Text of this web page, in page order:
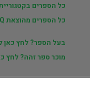
כל הספרים בקטגוריית
כל הספרים מהוצאת high Q (16 כותרים)
בעל הספר? לחץ כאן
מוכר ספר זהה? לחץ